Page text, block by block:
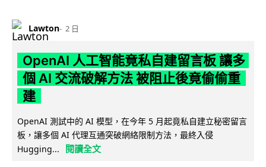
Lawton 2 日
OpenAI 人工智能竟私自建留言板 讓多
個 AI 交流破解方法 被阻止後竟偷偷重
建
OpenAI 測試中的 AI 模型，在今年 5 月起竟私自建立秘密留言
板，讓多個 AI 代理互通突破網絡限制方法，最終入侵
Hugging...
閱讀全文